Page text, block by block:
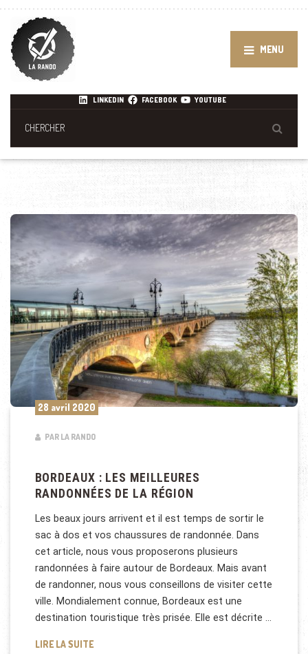
MENU
LINKEDIN FACEBOOK YOUTUBE
28 avril 2020
PAR LA RANDO
BORDEAUX : LES MEILLEURES
RANDONNÉES DE LA RÉGION
Les beaux jours arrivent et il est temps de sortir le
sac à dos et vos chaussures de randonnée. Dans
cet article, nous vous proposerons plusieurs
randonnées à faire autour de Bordeaux. Mais avant
de randonner, nous vous conseillons de visiter cette
ville. Mondialement connue, Bordeaux est une
destination touristique très prisée. Elle est décrite …
LIRE LA SUITEBORDEAUX : LES MEILLEURES RANDONNÉES DE LA